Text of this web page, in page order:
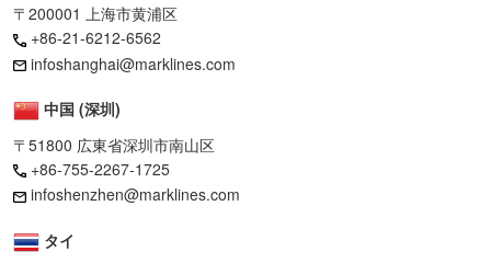
〒200001 上海市黄浦区
+86-21-6212-6562
infoshanghai@marklines.com
中国 (深圳)
〒51800 広東省深圳市南山区
+86-755-2267-1725
infoshenzhen@marklines.com
タイ